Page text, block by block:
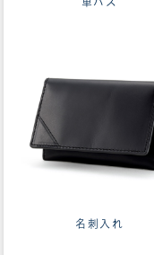
単パス
名刺入れ